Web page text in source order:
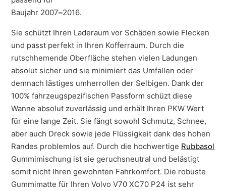
Baujahr 2007–2016.
Sie schützt Ihren Laderaum vor Schäden sowie Flecken
und passt perfekt in Ihren Kofferraum. Durch die
rutschhemende Oberfläche stehen vielen Ladungen
absolut sicher und sie minimiert das Umfallen oder
demnach lästiges umherrollen der Selbigen. Dank der
100% fahrzeugspezifischen Passform schüzt diese
Wanne absolut zuverlässig und erhält Ihren PKW Wert
für eine lange Zeit. Sie fängt sowohl Schmutz, Schnee,
aber auch Dreck sowie jede Flüssigkeit dank des hohen
Randes problemlos auf. Durch die hochwertige Rubbasol
Gummimischung ist sie geruchsneutral und belästigt
somit nicht Ihren gewohnten Fahrkomfort. Die robuste
Gummimatte für Ihren Volvo V70 XC70 P24 ist sehr